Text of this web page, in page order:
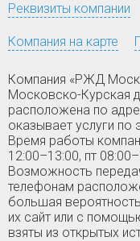
Реквизиты компании
Компания на карте
Компания «РЖД
Московско-Курская
расположена по
оказывает услуги
Время работы
12:00–13:00, пт
Возможность
телефонам
большая
их сайт или с
взяты из открытых